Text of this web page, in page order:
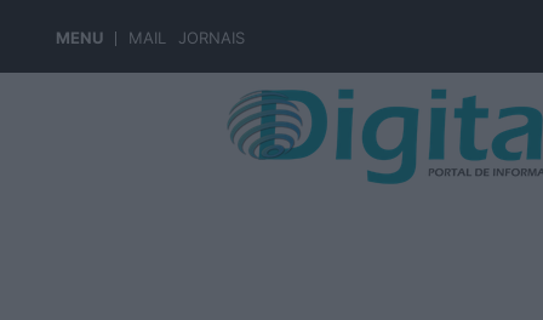
MENU MAIL JORNAIS